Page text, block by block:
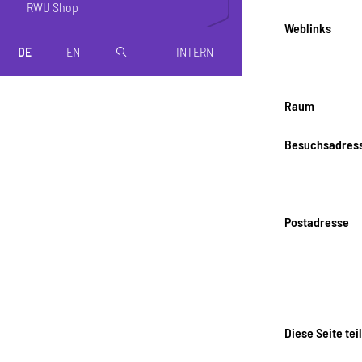
RWU Shop
DE EN magnifier INTERN
Weblinks
Raum
Postadresse
Diese Seite